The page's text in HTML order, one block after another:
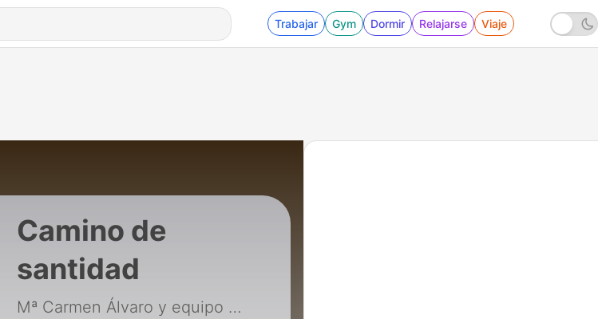
Trabajar Gym Dormir Relajarse Viaje
Camino de
santidad
Mª Carmen Álvaro y equipo - Radio María ESP